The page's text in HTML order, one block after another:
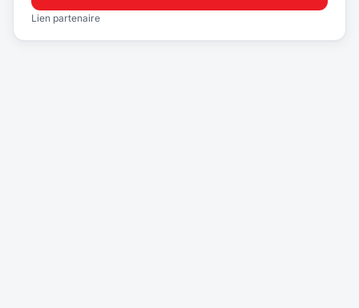
Lien partenaire